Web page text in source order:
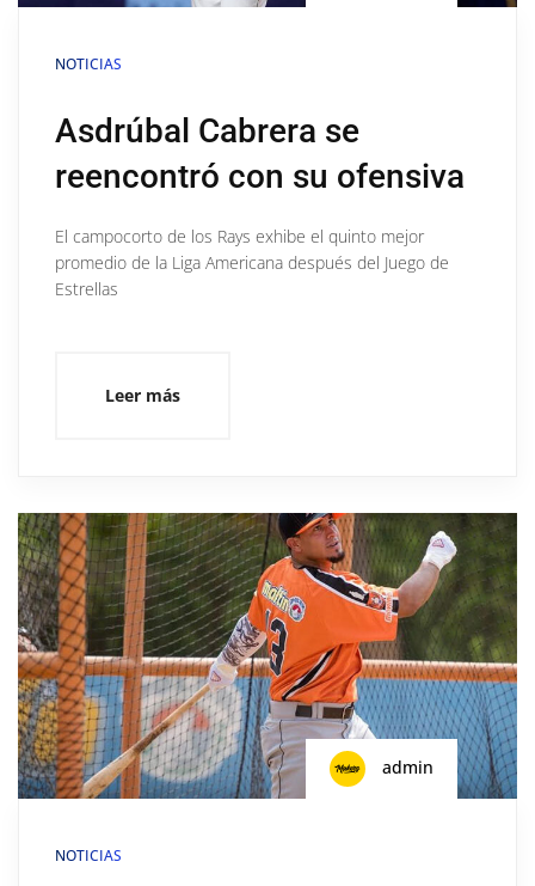
NOTICIAS
Asdrúbal Cabrera se
reencontró con su ofensiva
El campocorto de los Rays exhibe el quinto mejor
promedio de la Liga Americana después del Juego de
Estrellas
Leer más
admin
NOTICIAS